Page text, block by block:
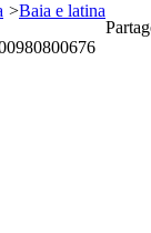
>Baia e latina